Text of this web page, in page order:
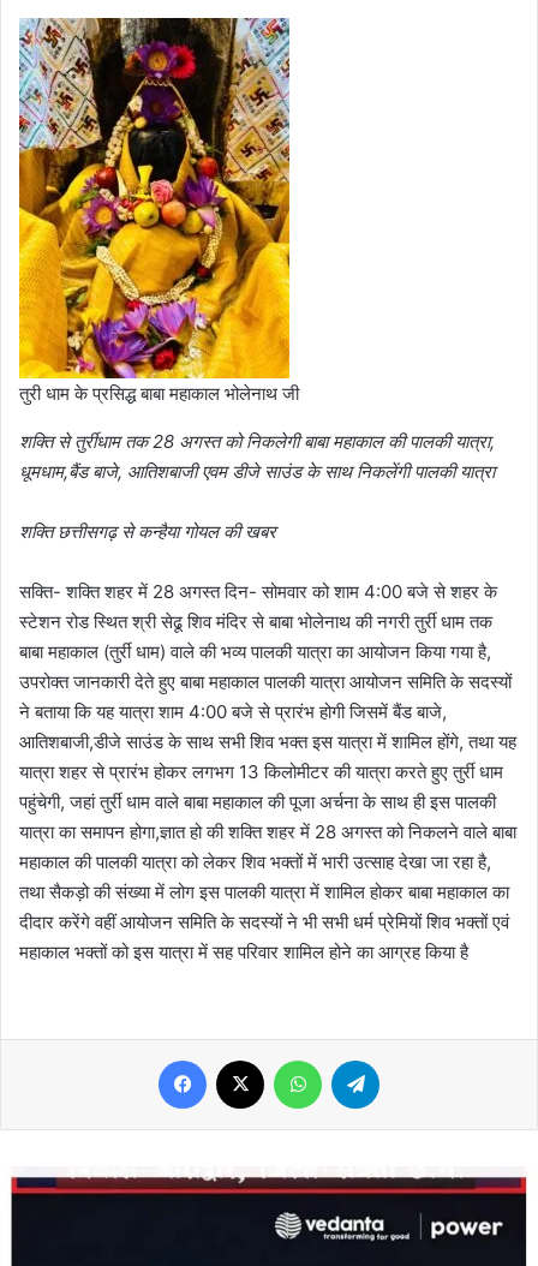
तुरी धाम के प्रसिद्ध बाबा महाकाल भोलेनाथ जी
शक्ति से तुर्रीधाम तक 28 अगस्त को निकलेगी बाबा महाकाल की पालकी यात्रा,
धूमधाम,बैंड बाजे, आतिशबाजी एवम डीजे साउंड के साथ निकलेंगी पालकी यात्रा
शक्ति छत्तीसगढ़ से कन्हैया गोयल की खबर
सक्ति- शक्ति शहर में 28 अगस्त दिन- सोमवार को शाम 4:00 बजे से शहर के
स्टेशन रोड स्थित श्री सेढू शिव मंदिर से बाबा भोलेनाथ की नगरी तुर्री धाम तक
बाबा महाकाल (तुर्री धाम) वाले की भव्य पालकी यात्रा का आयोजन किया गया है,
उपरोक्त जानकारी देते हुए बाबा महाकाल पालकी यात्रा आयोजन समिति के सदस्यों
ने बताया कि यह यात्रा शाम 4:00 बजे से प्रारंभ होगी जिसमें बैंड बाजे,
आतिशबाजी,डीजे साउंड के साथ सभी शिव भक्त इस यात्रा में शामिल होंगे, तथा यह
यात्रा शहर से प्रारंभ होकर लगभग 13 किलोमीटर की यात्रा करते हुए तुर्री धाम
पहुंचेगी, जहां तुर्री धाम वाले बाबा महाकाल की पूजा अर्चना के साथ ही इस पालकी
यात्रा का समापन होगा,ज्ञात हो की शक्ति शहर में 28 अगस्त को निकलने वाले बाबा
महाकाल की पालकी यात्रा को लेकर शिव भक्तों में भारी उत्साह देखा जा रहा है,
तथा सैकड़ो की संख्या में लोग इस पालकी यात्रा में शामिल होकर बाबा महाकाल का
दीदार करेंगे वहीं आयोजन समिति के सदस्यों ने भी सभी धर्म प्रेमियों शिव भक्तों एवं
महाकाल भक्तों को इस यात्रा में सह परिवार शामिल होने का आग्रह किया है
Facebook WhatsApp